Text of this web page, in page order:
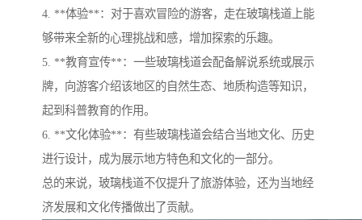
4. **体验**：对于喜欢冒险的游客，走在玻璃栈道上能
够带来全新的心理挑战和感，增加探索的乐趣。
5. **教育宣传**：一些玻璃栈道会配备解说系统或展示
牌，向游客介绍该地区的自然生态、地质构造等知识，
起到科普教育的作用。
6. **文化体验**：有些玻璃栈道会结合当地文化、历史
进行设计，成为展示地方特色和文化的一部分。
总的来说，玻璃栈道不仅提升了旅游体验，还为当地经
济发展和文化传播做出了贡献。